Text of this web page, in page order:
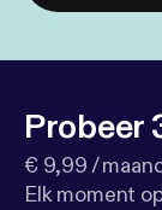
Probeer
€ 9,99 /
Elk moment